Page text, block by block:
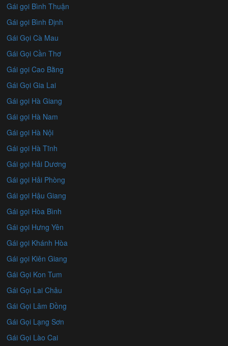
Gái gọi Bình Thuận
Gái gọi Bình Định
Gái Gọi Cà Mau
Gái Gọi Cần Thơ
Gái gọi Cao Bằng
Gái Gọi Gia Lai
Gái gọi Hà Giang
Gái gọi Hà Nam
Gái gọi Hà Nội
Gái gọi Hà Tĩnh
Gái gọi Hải Dương
Gái gọi Hải Phòng
Gái gọi Hậu Giang
Gái gọi Hòa Bình
Gái gọi Hưng Yên
Gái gọi Khánh Hòa
Gái gọi Kiên Giang
Gái Gọi Kon Tum
Gái Gọi Lai Châu
Gái Gọi Lâm Đồng
Gái Gọi Lạng Sơn
Gái Gọi Lào Cai